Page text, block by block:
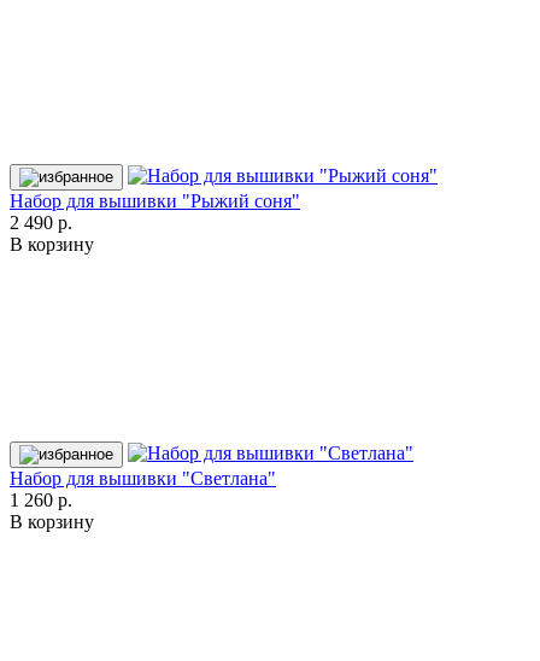
Набор для вышивки "Рыжий соня"
2 490 р.
В корзину
Набор для вышивки "Светлана"
1 260 р.
В корзину